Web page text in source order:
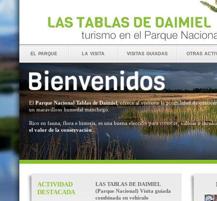
el parque la visita visitas guiadas otras
El Parque Nacional Tablas de Daimiel, ofrece al visitante la posibilidad de conocer
un maravilloso humedal manchego.
Rico en fauna, flora e historia, es una buena elección para conocer, valorar e
el valor de la conservación.
ACTIVIDAD
DESTACADA
LAS TABLAS DE DAIMIEL
(Parque Nacional) Visita guiada
combinada en vehículo